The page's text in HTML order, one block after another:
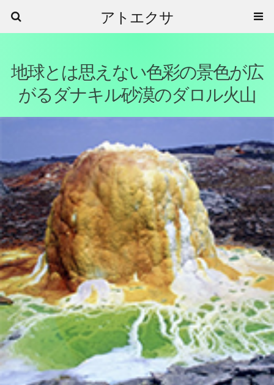
アトエクサ
地球とは思えない色彩の景色が広
がるダナキル砂漠のダロル火山